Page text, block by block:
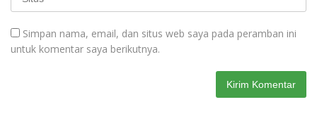
Simpan nama, email, dan situs web saya pada peramban ini
untuk komentar saya berikutnya.